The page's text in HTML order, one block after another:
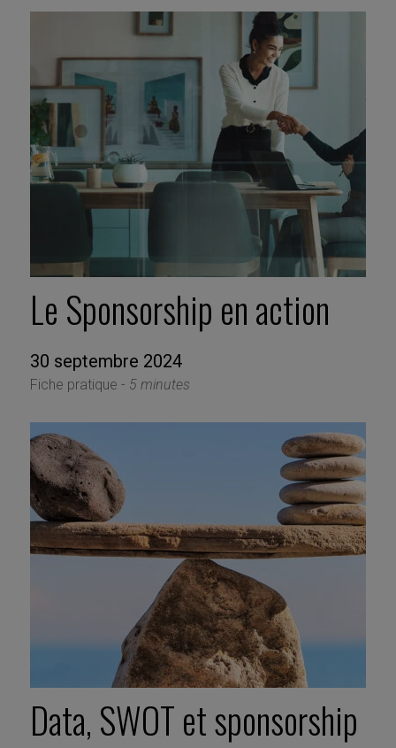
Le Sponsorship en action
30 septembre 2024
Fiche pratique - 5 minutes
Data, SWOT et sponsorship